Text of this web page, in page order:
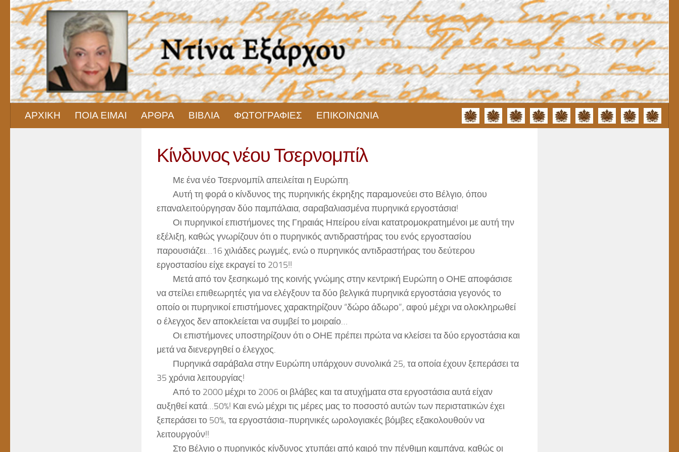
Skip to content
ΑΡΧΙΚΗ ΠΟΙΑ ΕΙΜΑΙ ΑΡΘΡΑ ΒΙΒΛΙΑ ΦΩΤΟΓΡΑΦΙΕΣ ΕΠΙΚΟΙΝΩΝΙΑ
Κίνδυνος νέου Τσερνομπίλ
Με ένα νέο Τσερνομπίλ απειλείται η Ευρώπη.
Αυτή τη φορά ο κίνδυνος της πυρηνικής έκρηξης παραμονεύει στο Βέλγιο, όπου
επαναλειτούργησαν δύο παμπάλαια, σαραβαλιασμένα πυρηνικά εργοστάσια!
Οι πυρηνικοί επιστήμονες της Γηραιάς Ηπείρου είναι κατατρομοκρατημένοι με αυτή την
εξέλιξη, καθώς γνωρίζουν ότι ο πυρηνικός αντιδραστήρας του ενός εργοστασίου
παρουσιάζει…16 χιλιάδες ρωγμές, ενώ ο πυρηνικός αντιδραστήρας του δεύτερου
εργοστασίου είχε εκραγεί το 2015!!
Μετά από τον ξεσηκωμό της κοινής γνώμης στην κεντρική Ευρώπη ο ΟΗΕ αποφάσισε
να στείλει επιθεωρητές για να ελέγξουν τα δύο βελγικά πυρηνικά εργοστάσια γεγονός το
οποίο οι πυρηνικοί επιστήμονες χαρακτηρίζουν “δώρο άδωρο”, αφού μέχρι να ολοκληρωθεί
ο έλεγχος δεν αποκλείεται να συμβεί το μοιραίο…
Οι επιστήμονες υποστηρίζουν ότι ο ΟΗΕ πρέπει πρώτα να κλείσει τα δύο εργοστάσια και
μετά να διενεργηθεί ο έλεγχος.
Πυρηνικά σαράβαλα στην Ευρώπη υπάρχουν συνολικά 25, τα οποία έχουν ξεπεράσει τα
35 χρόνια λειτουργίας!
Από το 2000 μέχρι το 2006 οι βλάβες και τα ατυχήματα στα εργοστάσια αυτά είχαν
αυξηθεί κατά…50%! Και ενώ μέχρι τις μέρες μας το ποσοστό αυτών των περιστατικών έχει
ξεπεράσει το 50%, τα εργοστάσια-πυρηνικές ωρολογιακές βόμβες εξακολουθούν να
λειτουργούν!!
Στο Βέλγιο ο πυρηνικός κίνδυνος χτυπάει από καιρό την πένθιμη καμπάνα, καθώς οι